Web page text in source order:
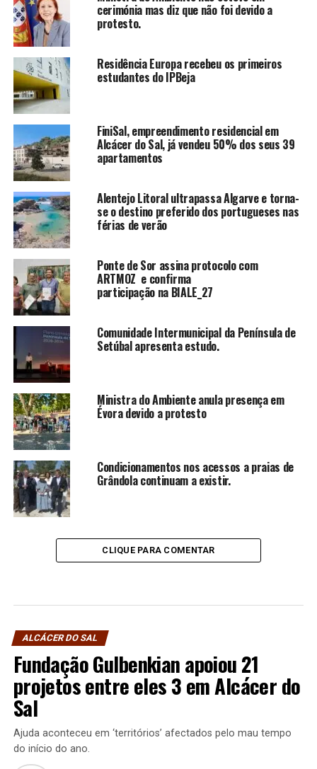
cerimónia mas diz que não foi devido a
protesto.
Residência Europa recebeu os primeiros
estudantes do IPBeja
FiniSal, empreendimento residencial em
Alcácer do Sal, já vendeu 50% dos seus 39
apartamentos
Alentejo Litoral ultrapassa Algarve e torna-
se o destino preferido dos portugueses nas
férias de verão
Ponte de Sor assina protocolo com
ARTMOZ e confirma
participação na BIALE_27
Comunidade Intermunicipal da Península de
Setúbal apresenta estudo.
Ministra do Ambiente anula presença em
Évora devido a protesto
Condicionamentos nos acessos a praias de
Grândola continuam a existir.
CLIQUE PARA COMENTAR
ALCÁCER DO SAL
Fundação Gulbenkian apoiou 21
projetos entre eles 3 em Alcácer do
Sal
Ajuda aconteceu em ‘territórios’ afectados pelo mau tempo
do início do ano.